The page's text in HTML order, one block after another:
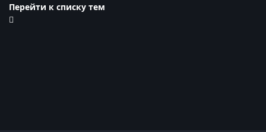
Перейти к списку тем